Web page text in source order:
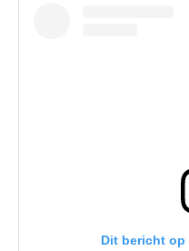
Dit bericht op